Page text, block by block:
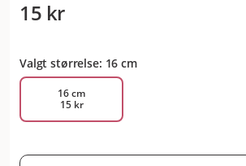
15 kr
Valgt størrelse: 16 cm
16 cm
15 kr